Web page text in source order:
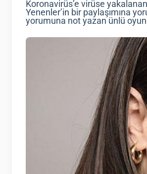
Koronavirüs’e virüse
Yenenler’in bir paylaşımına
yorumuna not yazan ünlü